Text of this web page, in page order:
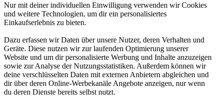
Nur mit deiner individuellen Einwilligung verwenden wir Cookies
und weitere Technologien, um dir ein personalisiertes
Einkaufserlebnis zu bieten.
Dazu erfassen wir Daten über unsere Nutzer, deren Verhalten und
Geräte. Diese nutzen wir zur laufenden Optimierung unserer
Website und um dir personalisierte Werbung und Inhalte anzuzeigen
sowie zur Analyse der Nutzungsstatistiken. Außerdem können wir
deine verschlüsselten Daten mit externen Anbietern abgleichen und
dir über deren Online-Werbekanäle Angebote anzeigen, nur wenn
du deren Dienste bereits selbst nutzt.